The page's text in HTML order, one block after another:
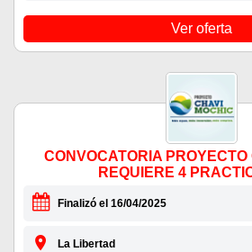
Ver oferta
CONVOCATORIA
REQUIERE 4
Finalizó el 16/04/2025
La Libertad